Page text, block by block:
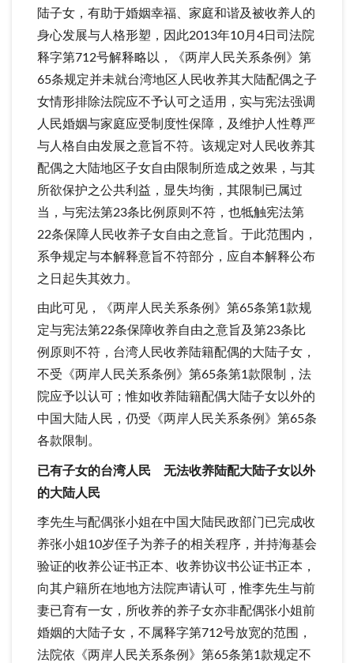
陆子女，有助于婚姻幸福、家庭和谐及被收养人的
身心发展与人格形塑，因此2013年10月4日司法院
释字第712号解释略以，《两岸人民关系条例》第
65条规定并未就台湾地区人民收养其大陆配偶之子
女情形排除法院应不予认可之适用，实与宪法强调
人民婚姻与家庭应受制度性保障，及维护人性尊严
与人格自由发展之意旨不符。该规定对人民收养其
配偶之大陆地区子女自由限制所造成之效果，与其
所欲保护之公共利益，显失均衡，其限制已属过
当，与宪法第23条比例原则不符，也牴触宪法第
22条保障人民收养子女自由之意旨。于此范围内，
系争规定与本解释意旨不符部分，应自本解释公布
之日起失其效力。
由此可见，《两岸人民关系条例》第65条第1款规
定与宪法第22条保障收养自由之意旨及第23条比
例原则不符，台湾人民收养陆籍配偶的大陆子女，
不受《两岸人民关系条例》第65条第1款限制，法
院应予以认可；惟如收养陆籍配偶大陆子女以外的
中国大陆人民，仍受《两岸人民关系条例》第65条
各款限制。
已有子女的台湾人民 无法收养陆配大陆子女以外
的大陆人民
李先生与配偶张小姐在中国大陆民政部门已完成收
养张小姐10岁侄子为养子的相关程序，并持海基会
验证的收养公证书正本、收养协议书公证书正本，
向其户籍所在地地方法院声请认可，惟李先生与前
妻已育有一女，所收养的养子女亦非配偶张小姐前
婚姻的大陆子女，不属释字第712号放宽的范围，
法院依《两岸人民关系条例》第65条第1款规定不